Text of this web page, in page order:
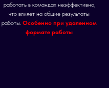
работать в командах неэффективно,
что влияет на общие результаты
работы. Особенно при удаленном
формате работы